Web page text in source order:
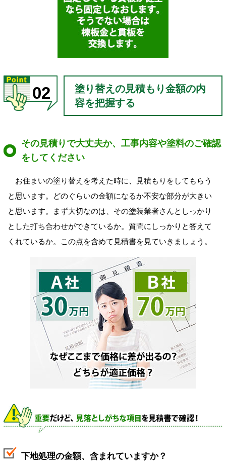
02
塗り替えの見積もり金額の内
容を把握する
その見積りで大丈夫か、工事内容や塗料のご確認
をしてください
お住まいの塗り替えを考えた時に、見積もりをしてもらう
と思います。どのぐらいの金額になるか不安な部分が大きい
と思います。まず大切なのは、その塗装業者さんとしっかり
とした打ち合わせができているか。質問にしっかりと答えて
くれているか。この点を含めて見積書を見ていきましょう。
下地処理の金額、含まれていますか？